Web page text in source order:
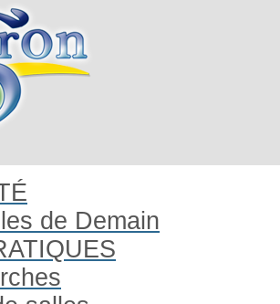
de Demain